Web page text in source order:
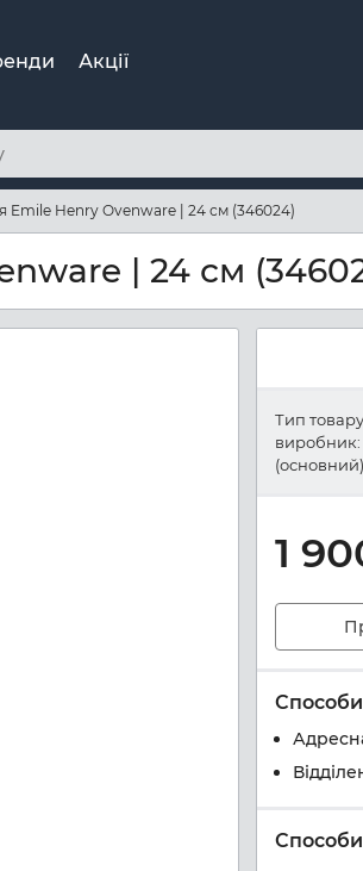
Акції
Emile Henry Ovenware | 24 см (346024)
| 24 см
Тип
виробник:
1